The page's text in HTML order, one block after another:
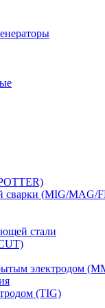
сварки (MIG/MAG/
стали
электродом
(TIG)